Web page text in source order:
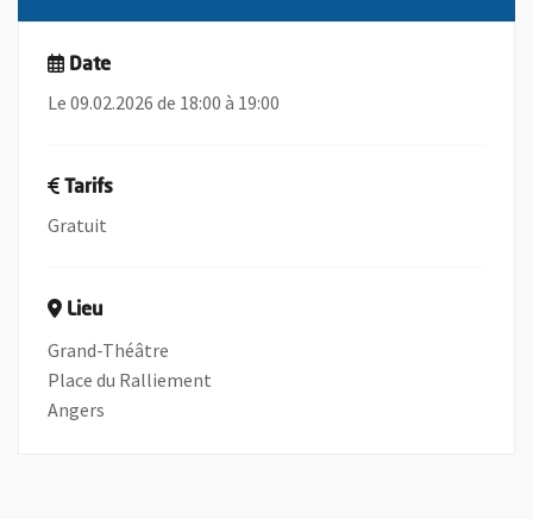
Date
Le 09.02.2026 de 18:00 à 19:00
Tarifs
Gratuit
Lieu
Grand-Théâtre
Place du Ralliement
Angers